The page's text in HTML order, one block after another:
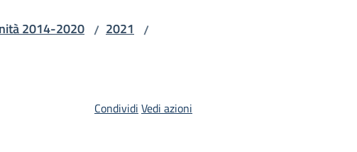
2014-2020 / 2021 /
Condividi Vedi azioni